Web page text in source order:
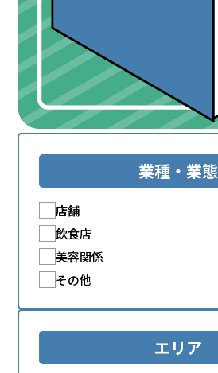
業種・業態
店舗
飲食店
美容関係
その他
エリア